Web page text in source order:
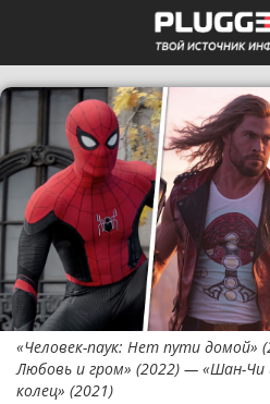
«Человек-паук: Нет пути домой»
Любовь и гром» (2022) — «Шан-Чи
колец» (2021)